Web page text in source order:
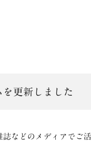
を更新しました
誌などのメディアでご